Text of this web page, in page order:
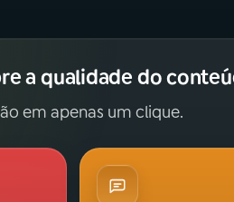
a qualidade do
em apenas um clique.